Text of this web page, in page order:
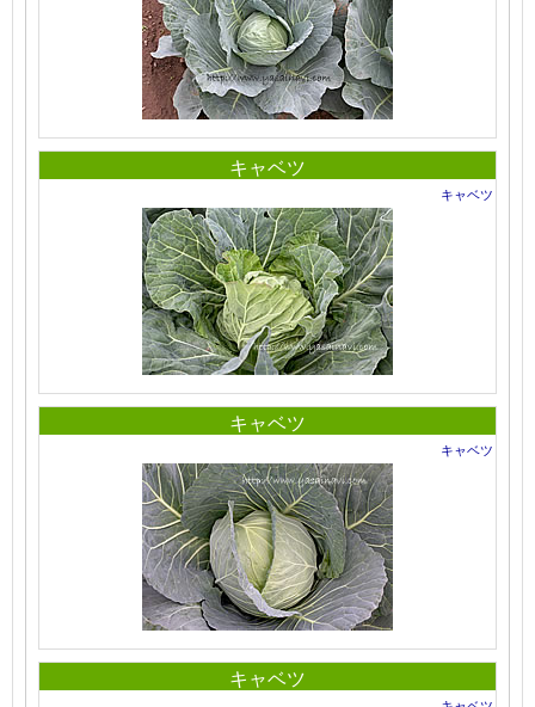
キャベツ
キャベツ
キャベツ
キャベツ
キャベツ